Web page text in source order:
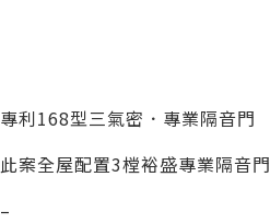
專利168型三氣密．專業隔音門
此案全屋配置3樘裕盛專業隔音門
–